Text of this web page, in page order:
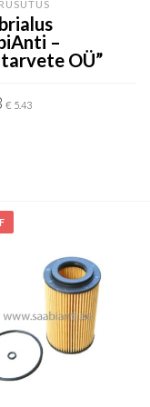
–
OÜ”
€ 5.43